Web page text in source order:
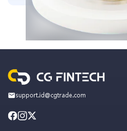
support.id@cgtrade.com